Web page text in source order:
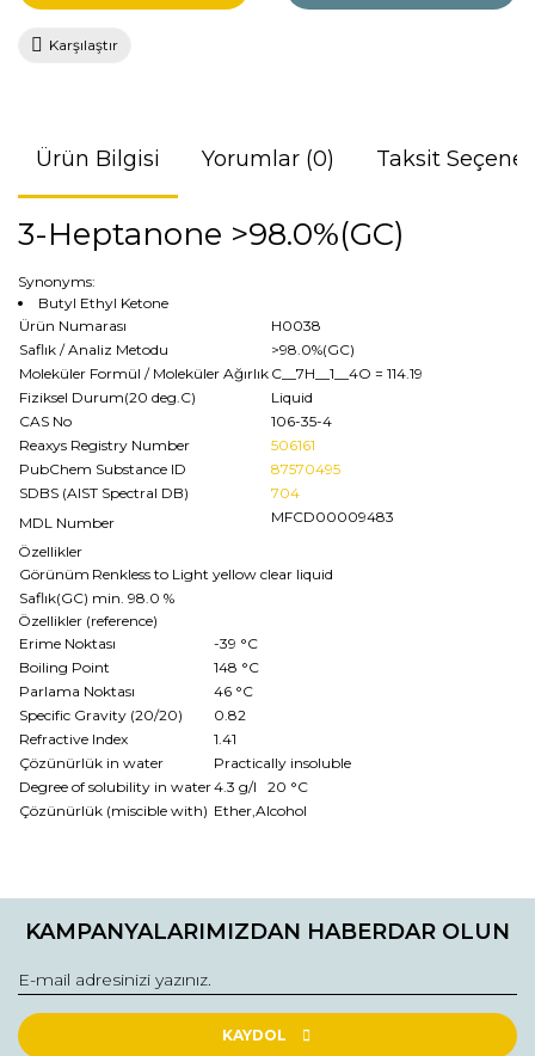
Karşılaştır
Ürün Bilgisi Yorumlar (0) Taksit
3-Heptanone >98.0%(GC)
Synonyms:
Butyl Ethyl Ketone
Ürün Numarası
H0038
Saflık / Analiz Metodu
>98.0%(GC)
Moleküler Formül / Moleküler Ağırlık C__7H__1__4O = 114.19
Fiziksel Durum(20 deg.C)
Liquid
CAS No
106-35-4
Reaxys Registry Number
506161
PubChem Substance ID
87570495
SDBS (AIST Spectral DB)
704
MDL Number
MFCD00009483
Özellikler
Görünüm Renkless to Light yellow clear liquid
Saflık(GC) min. 98.0 %
Özellikler (reference)
Erime Noktası
-39 °C
Boiling Point
148 °C
Parlama Noktası
46 °C
Specific Gravity (20/20)
0.82
Refractive Index
1.41
Çözünürlük in water
Practically insoluble
Degree of solubility in water4.3 g/l 20 °C
Çözünürlük (miscible with) Ether,Alcohol
konularda yetersiz gördüğünüz noktaları öneri formunu
Görüş ve önerileriniz için teşekkür ederiz.
Ürün resmi kalitesiz, bozuk veya görüntülenemiyor.
Ürün açıklamasında eksik bilgiler bulunuyor.
KAMPANYALARIMIZDAN HABERDAR OLUN
KAYDOL